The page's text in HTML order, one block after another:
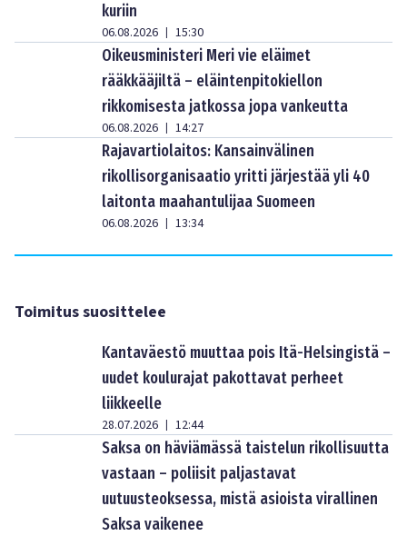
kuriin
06.08.2026 | 15:30
Oikeusministeri Meri vie eläimet
rääkkääjiltä – eläintenpitokiellon
rikkomisesta jatkossa jopa vankeutta
06.08.2026 | 14:27
Rajavartiolaitos: Kansainvälinen
rikollisorganisaatio yritti järjestää yli 40
laitonta maahantulijaa Suomeen
06.08.2026 | 13:34
Toimitus suosittelee
Kantaväestö muuttaa pois Itä-Helsingistä –
uudet koulurajat pakottavat perheet
liikkeelle
28.07.2026 | 12:44
Saksa on häviämässä taistelun rikollisuutta
vastaan – poliisit paljastavat
uutuusteoksessa, mistä asioista virallinen
Saksa vaikenee